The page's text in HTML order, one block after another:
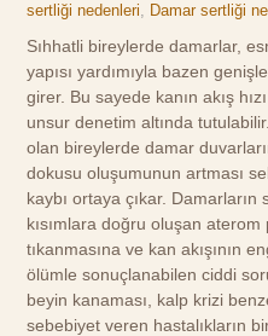
sertliği nedenleri, Damar sertliği
Sıhhatli bireylerde damarlar,
yapısı yardımıyla bazen
girer. Bu sayede kanın akış
unsur denetim altında
olan bireylerde damar
dokusu oluşumunun artması
kaybı ortaya çıkar. Damarların
kısımlara doğru oluşan
tıkanmasına ve kan akışının
ölümle sonuçlanabilen ciddi
beyin kanaması, kalp krizi
sebebiyet veren hastalıkların